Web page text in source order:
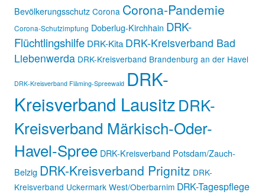
Bevölkerungsschutz Corona Corona-Pandemie
Corona-Schutzimpfung Doberlug-Kirchhain DRK-
Flüchtlingshilfe DRK-Kita DRK-Kreisverband Bad
Liebenwerda DRK-Kreisverband Brandenburg an der Havel
DRK-Kreisverband Fläming-Spreewald DRK-
Kreisverband LausitzDRK-
Kreisverband Märkisch-Oder-
Havel-Spree DRK-Kreisverband Potsdam/Zauch-
Belzig DRK-Kreisverband Prignitz DRK-
Kreisverband Uckermark West/Oberbarnim DRK-Tagespflege